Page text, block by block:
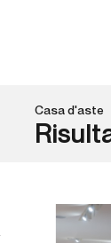
Casa d'aste